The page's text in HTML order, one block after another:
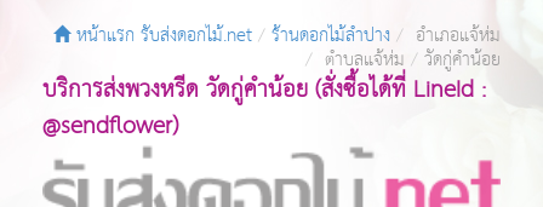
หน้าแรก รับส่งดอกไม้.net ร้านดอกไม้ลำปาง อำเภอแจ้ห่ม
ตำบลแจ้ห่ม วัดกู่คำน้อย
บริการส่งพวงหรีด วัดกู่คำน้อย (สั่งซื้อได้ที่ LineId :
@sendflower)